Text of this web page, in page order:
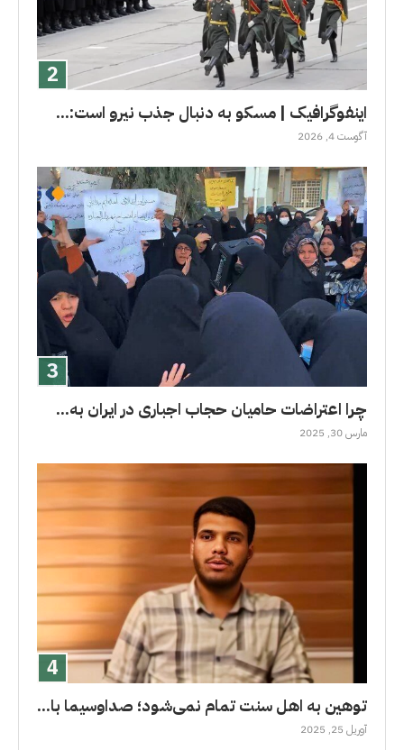
اینفوگرافیک | مسکو به دنبال جذب نیرو است:...
آگوست 4, 2026
چرا اعتراضات حامیان حجاب اجباری در ایران به...
مارس 30, 2025
توهین به اهل سنت تمام نمی‌شود؛ صداوسیما با...
آوریل 25, 2025